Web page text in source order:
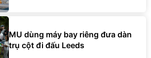
MU dùng máy bay riêng đưa dàn
trụ cột đi đấu Leeds